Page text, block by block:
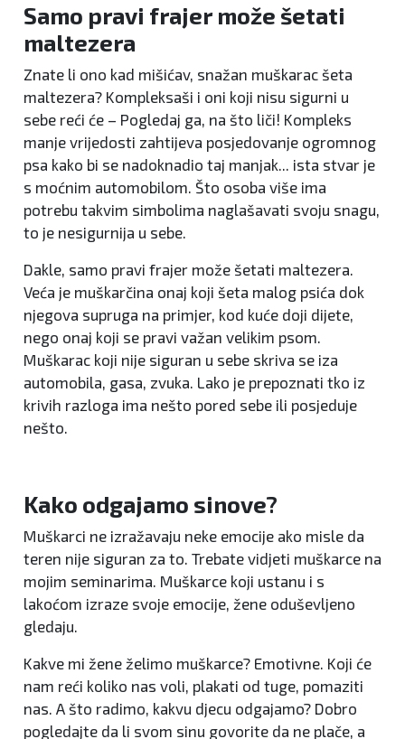
Samo pravi frajer može šetati
maltezera
Znate li ono kad mišićav, snažan muškarac šeta
maltezera? Kompleksaši i oni koji nisu sigurni u
sebe reći će – Pogledaj ga, na što liči! Kompleks
manje vrijedosti zahtijeva posjedovanje ogromnog
psa kako bi se nadoknadio taj manjak... ista stvar je
s moćnim automobilom. Što osoba više ima
potrebu takvim simbolima naglašavati svoju snagu,
to je nesigurnija u sebe.
Dakle, samo pravi frajer može šetati maltezera.
Veća je muškarčina onaj koji šeta malog psića dok
njegova supruga na primjer, kod kuće doji dijete,
nego onaj koji se pravi važan velikim psom.
Muškarac koji nije siguran u sebe skriva se iza
automobila, gasa, zvuka. Lako je prepoznati tko iz
krivih razloga ima nešto pored sebe ili posjeduje
nešto.
Kako odgajamo sinove?
Muškarci ne izražavaju neke emocije ako misle da
teren nije siguran za to. Trebate vidjeti muškarce na
mojim seminarima. Muškarce koji ustanu i s
lakoćom izraze svoje emocije, žene oduševljeno
gledaju.
Kakve mi žene želimo muškarce? Emotivne. Koji će
nam reći koliko nas voli, plakati od tuge, pomaziti
nas. A što radimo, kakvu djecu odgajamo? Dobro
pogledajte da li svom sinu govorite da ne plače, a